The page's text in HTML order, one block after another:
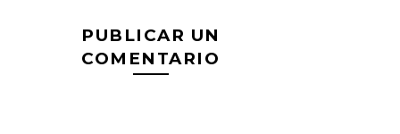
PUBLICAR UN
COMENTARIO